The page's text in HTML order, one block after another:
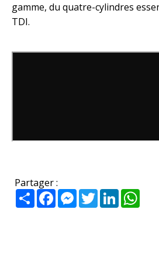
gamme, du quatre-cylindres
TDI.
Partager :
PartagerFacebookMessenger
TwitterLinkedIn